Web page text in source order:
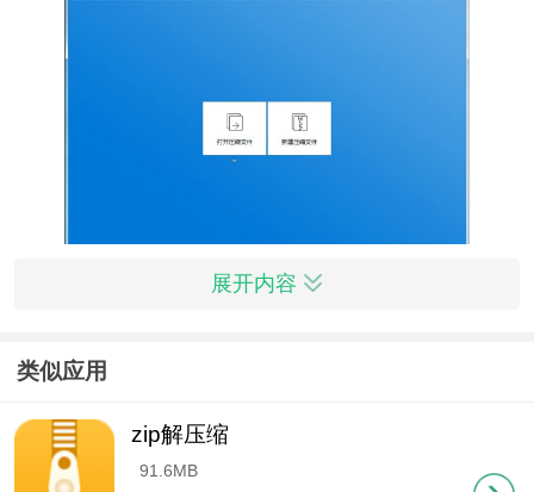
1、获取安装包后解压，双击运行主安装程序
展开内容
类似应用
zip解压缩
91.6MB